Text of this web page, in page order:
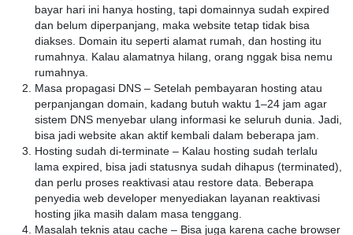
bayar hari ini hanya hosting, tapi domainnya sudah expired
dan belum diperpanjang, maka website tetap tidak bisa
diakses. Domain itu seperti alamat rumah, dan hosting itu
rumahnya. Kalau alamatnya hilang, orang nggak bisa nemu
rumahnya.
Masa propagasi DNS – Setelah pembayaran hosting atau
perpanjangan domain, kadang butuh waktu 1–24 jam agar
sistem DNS menyebar ulang informasi ke seluruh dunia. Jadi,
bisa jadi website akan aktif kembali dalam beberapa jam.
Hosting sudah di-terminate – Kalau hosting sudah terlalu
lama expired, bisa jadi statusnya sudah dihapus (terminated),
dan perlu proses reaktivasi atau restore data. Beberapa
penyedia web developer menyediakan layanan reaktivasi
hosting jika masih dalam masa tenggang.
Masalah teknis atau cache – Bisa juga karena cache browser